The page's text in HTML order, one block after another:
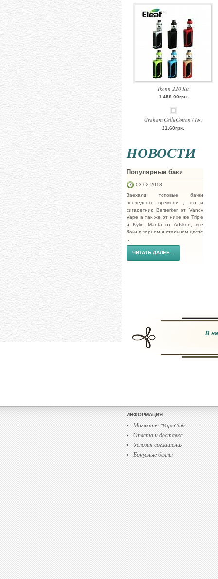
Ikonn 220 Kit
1 458.00грн.
Graham CelluCotton (1м)
21.60грн.
НОВОСТИ
Популярные баки
03.02.2018
Заехали топовые бачки
последнего времени , это и
сигаретник Berserker от Vandy
Vape а так же от нихе же Triple
и Kylin. Manta от Advken, все
баки в черном и стальном цвете
ЧИТАТЬ ДАЛЕЕ...
В
ИНФОРМАЦИЯ
Магазины "VapeClub"
Оплата и доставка
Условия соглашения
Бонусные баллы